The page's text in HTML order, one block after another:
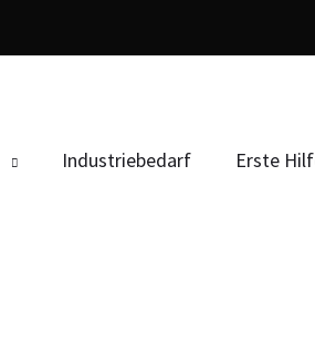
Industriebedarf Erste